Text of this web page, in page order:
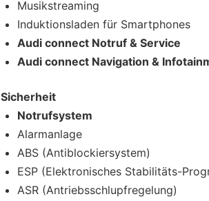
Musikstreaming
Induktionsladen für Smartphones
Audi connect Notruf & Service
Audi connect Navigation &
Sicherheit
Notrufsystem
Alarmanlage
ABS (Antiblockiersystem)
ESP (Elektronisches Stabilitäts-
ASR (Antriebsschlupfregelung)